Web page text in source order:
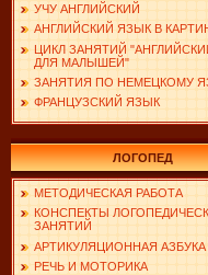
УЧУ АНГЛИЙСКИЙ
АНГЛИЙСКИЙ ЯЗЫК В
ЦИКЛ ЗАНЯТИЙ
ДЛЯ МАЛЫШЕЙ"
ЗАНЯТИЯ ПО НЕМЕЦКОМУ
ФРАНЦУЗСКИЙ ЯЗЫК
ЛОГОПЕД
МЕТОДИЧЕСКАЯ РАБОТА
КОНСПЕКТЫ
ЗАНЯТИЙ
АРТИКУЛЯЦИОННАЯ АЗБУКА
РЕЧЬ И МОТОРИКА